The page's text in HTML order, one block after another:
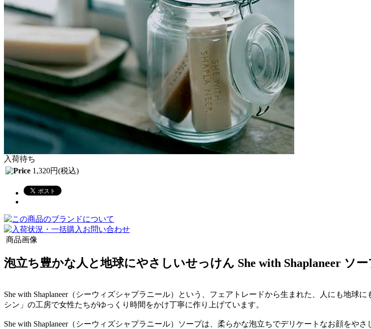
入荷待ち
1,320円(税込)
商品画像
泡立ち豊かな人と地球にやさしいせっけん She with Shaplaneer ソー
She with Shaplaneer（シーウィズシャプラニール）という、フェアトレードから生まれた、人にも地
シン」の工房で女性たちがゆっくり時間をかけ丁寧に作り上げています。
She with Shaplaneer（シーウィズシャプラニール）ソープは、柔らかな泡立ちでデリケートなお顔を